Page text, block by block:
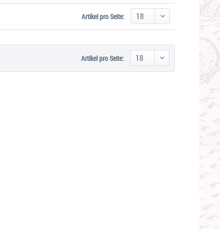
Artikel pro Seite:
Artikel pro Seite: